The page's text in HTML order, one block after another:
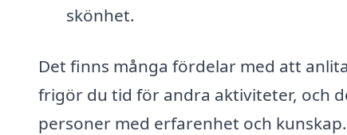
skönhet.
Det finns många fördelar med att
frigör du tid för andra aktiviteter, och
personer med erfarenhet och